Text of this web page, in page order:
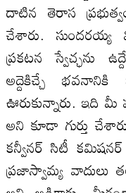
దాటిన తెరాస
చేశారు.
ప్రకటన స్వేచ్ఛను
అద్దెకిచ్చే
ఊరుకున్నారు. ఇది
అని కూడా గుర్తు
కన్వీనర్‌ సిటీ
ప్రజాస్వామ్య వాదులు